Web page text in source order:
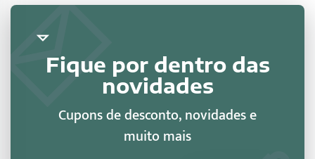
Fique por dentro das
novidades
Cupons de desconto, novidades e
muito mais